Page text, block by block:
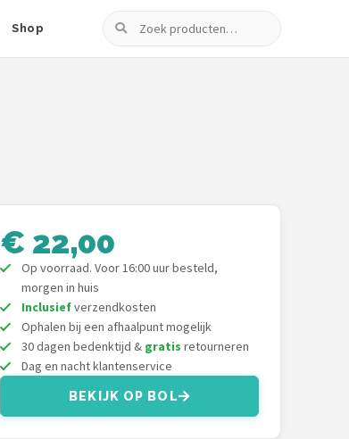
Shop
Zoeken
€ 22,00
Op voorraad. Voor 16:00 uur besteld,
morgen in huis
Inclusiefverzendkosten
Ophalen bij een afhaalpunt mogelijk
30 dagen bedenktijd & gratis retourneren
Dag en nacht klantenservice
BEKIJK OP BOL